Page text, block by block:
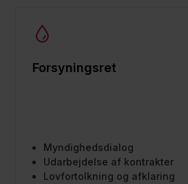
Forsyningsret
Myndighedsdialog
Udarbejdelse af kontrakter
Lovfortolkning og afklaring